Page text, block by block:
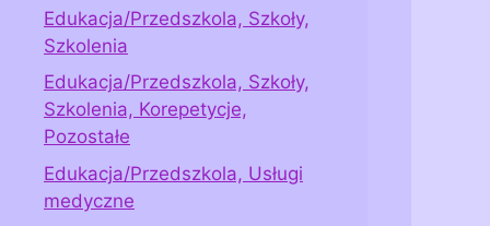
Edukacja/Przedszkola, Szkoły,
Szkolenia
Edukacja/Przedszkola, Szkoły,
Szkolenia, Korepetycje,
Pozostałe
Edukacja/Przedszkola, Usługi
medyczne